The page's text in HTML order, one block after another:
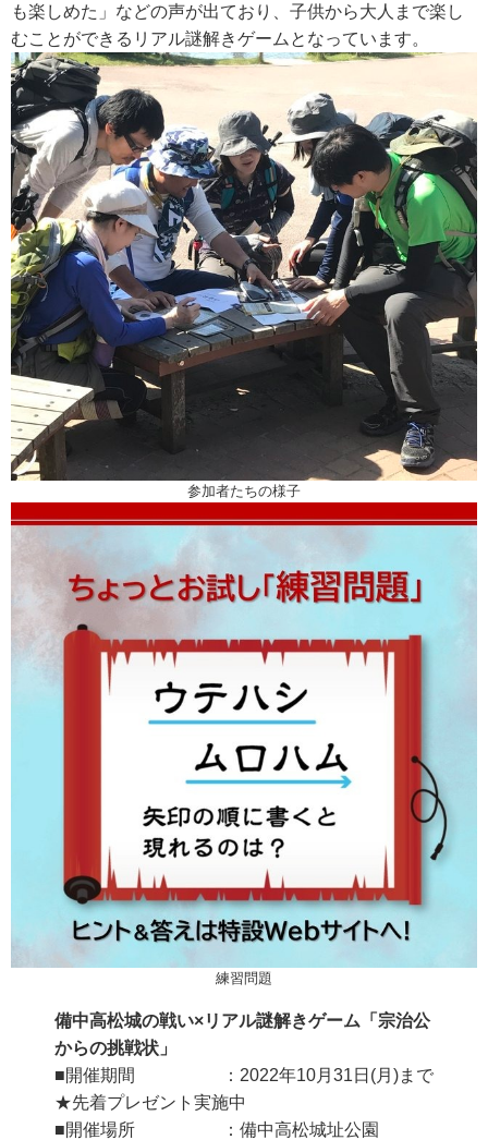
も楽しめた」などの声が出ており、子供から大人まで楽し
むことができるリアル謎解きゲームとなっています。
参加者たちの様子
練習問題
備中高松城の戦い×リアル謎解きゲーム「宗治公
からの挑戦状」
■開催期間 ：2022年10月31日(月)まで
★先着プレゼント実施中
■開催場所 ：備中高松城址公園